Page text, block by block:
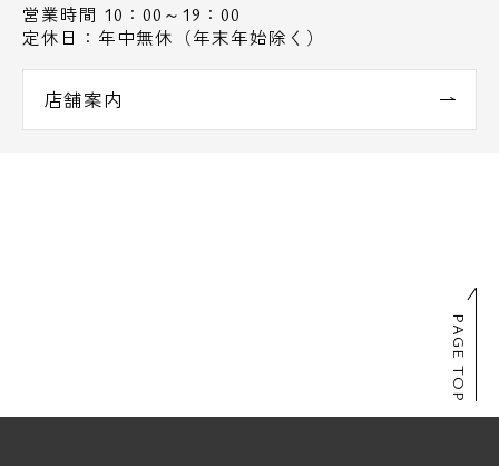
営業時間 10：00～19：00
定休日：年中無休（年末年始除く）
店舗案内
PAGE TOP